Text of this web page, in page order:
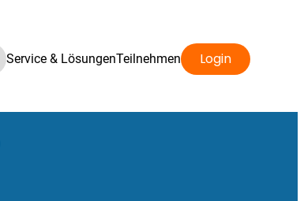
Service & LösungenTeilnehmen Login